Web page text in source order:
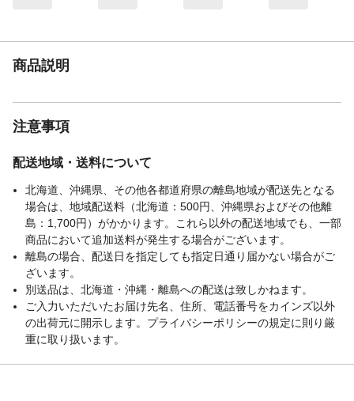
商品説明
注意事項
配送地域・送料について
北海道、沖縄県、その他各都道府県の離島地域が配送先となる
場合は、地域配送料（北海道：500円、沖縄県およびその他離
島：1,700円）がかかります。これら以外の配送地域でも、一部
商品において追加送料が発生する場合がございます。
離島の場合、配送日を指定しても指定日通り届かない場合がご
ざいます。
別送品は、北海道・沖縄・離島への配送は致しかねます。
ご入力いただいたお届け先名、住所、電話番号をカインズ以外
の出荷元に開示します。プライバシーポリシーの規定に則り厳
重に取り扱います。